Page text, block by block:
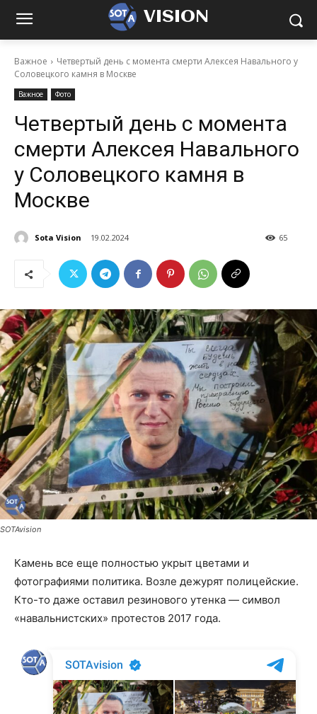
VISION
Важное
Четвертый день с момента смерти Алексея Навального у
Соловецкого камня в Москве
Важное Фото
Четвертый день с момента
смерти Алексея Навального
у Соловецкого камня в
Москве
Sota Vision 19.02.2024 65
SOTAvision
Камень все еще полностью укрыт цветами и
фотографиями политика. Возле дежурят полицейские.
Кто-то даже оставил резинового утенка — символ
«навальнистских» протестов 2017 года.